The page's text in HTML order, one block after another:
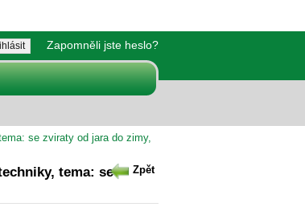
Zapomněli jste heslo?
se zviraty od jara do zimy,
tema: se
Zpět